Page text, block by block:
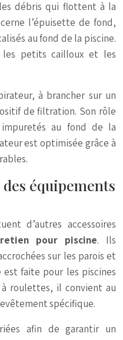
débris qui flottent à la
l’épuisette de fond,
au fond de la piscine.
petits cailloux et les
à brancher sur un
de filtration. Son rôle
au fond de la
est optimisée grâce à
équipements
d’autres accessoires
pour piscine. Ils
sur les parois et
est faite pour les piscines
roulettes, il convient au
spécifique.
afin de garantir un